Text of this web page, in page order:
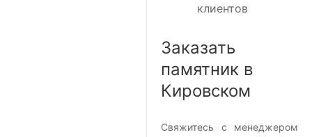
клиентов
Заказать
памятник в
Кировском
Свяжитесь с менеджером